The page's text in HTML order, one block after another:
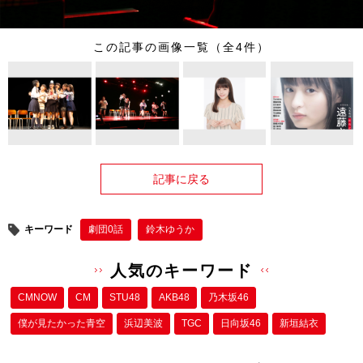
この記事の画像一覧（全4件）
記事に戻る
キーワード 劇団0話 鈴木ゆうか
人気のキーワード
CMNOW CM STU48 AKB48 乃木坂46
僕が⾒たかった⻘空 浜辺美波 TGC 日向坂46 新垣結衣